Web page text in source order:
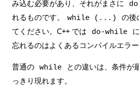
み込む必要があり、それがまさに
れるものです。
while (...)
の後
てください。C++ では
do-while に
忘れるのはよくあるコンパイルエラー
普通の while
との違いは、条件が
っきり現れます。